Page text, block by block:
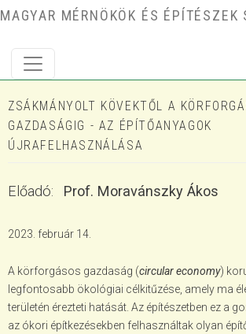
Ugrás a tartalomra
MAGYAR MÉRNÖKÖK ÉS
ZSÁKMÁNYOLT KÖVEKTŐL A
GAZDASÁGIG - AZ ÉPÍTŐANYAGOK
ÚJRAFELHASZNÁLÁSA
Előadó Prof. Moravánszky Ákos
2023. február 14.
A körforgásos gazdaság (circular economy)
legfontosabb ökológiai célkitűzése, amely ma
területén érezteti hatását. Az építészetben ez a
az ókori építkezésekben felhasználtak olyan